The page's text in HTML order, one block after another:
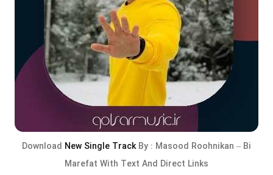
Download New Single TrackBy : Masood Roohnikan – Bi
Marefat With Text And Direct Links